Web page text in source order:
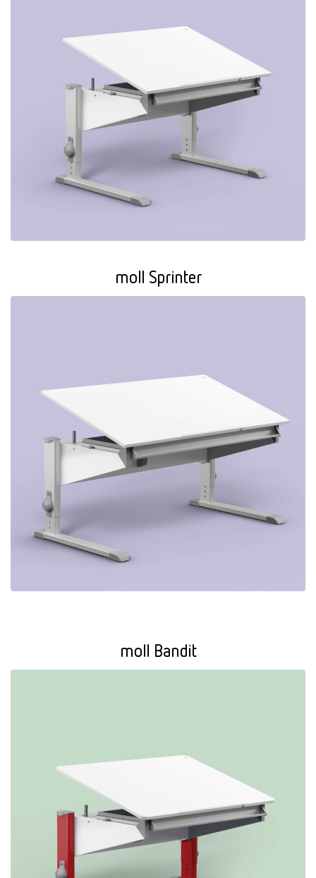
moll Sprinter
moll Bandit